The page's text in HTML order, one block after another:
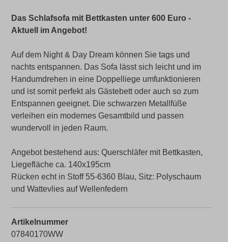
Das Schlafsofa mit Bettkasten unter 600 Euro -
Aktuell im Angebot!
Auf dem Night & Day Dream können Sie tags und
nachts entspannen. Das Sofa lässt sich leicht und im
Handumdrehen in eine Doppelliege umfunktionieren
und ist somit perfekt als Gästebett oder auch so zum
Entspannen geeignet. Die schwarzen Metallfüße
verleihen ein modernes Gesamtbild und passen
wundervoll in jeden Raum.
Angebot bestehend aus: Querschläfer mit Bettkasten,
Liegefläche ca. 140x195cm
Rücken echt in Stoff 55-6360 Blau, Sitz: Polyschaum
und Wattevlies auf Wellenfedern
Artikelnummer
07840170WW